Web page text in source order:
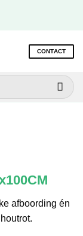
CONTACT
afboording én